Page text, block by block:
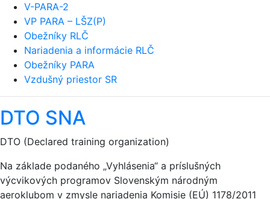
V-PARA-2
VP PARA – LŠZ(P)
Obežníky RLČ
Nariadenia a informácie RLČ
Obežníky PARA
Vzdušný priestor SR
DTO SNA
DTO (Declared training organization)
Na základe podaného „Vyhlásenia“ a príslušných
výcvikových programov Slovenským národným
aeroklubom v zmysle nariadenia Komisie (EÚ) 1178/2011